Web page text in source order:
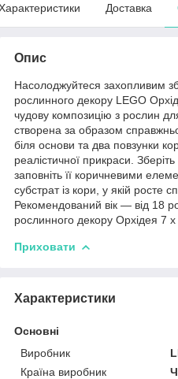
Доставка
Опис
Насолоджуйтеся захопливим
рослинного декору LEGO
чудову композицію з рослин
створена за образом
біля основи та два повзунки
реалістичної прикраси.
заповніть її коричневими
субстрат із кори, у якій росте
Рекомендований вік — від 18
рослинного декору Орхідея 7
Приховати
Характеристики
Основні
Виробник
Країна виробник